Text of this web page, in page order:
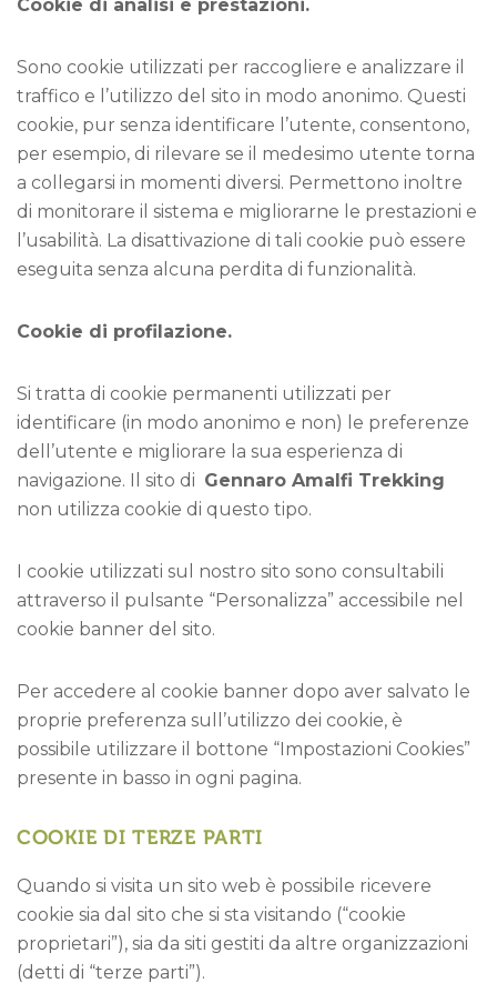
Cookie di analisi e prestazioni.
Sono cookie utilizzati per raccogliere e analizzare il
traffico e l’utilizzo del sito in modo anonimo. Questi
cookie, pur senza identificare l’utente, consentono,
per esempio, di rilevare se il medesimo utente torna
a collegarsi in momenti diversi. Permettono inoltre
di monitorare il sistema e migliorarne le prestazioni e
l’usabilità. La disattivazione di tali cookie può essere
eseguita senza alcuna perdita di funzionalità.
Cookie di profilazione.
Si tratta di cookie permanenti utilizzati per
identificare (in modo anonimo e non) le preferenze
dell’utente e migliorare la sua esperienza di
navigazione. Il sito di Gennaro Amalfi Trekking
non utilizza cookie di questo tipo.
I cookie utilizzati sul nostro sito sono consultabili
attraverso il pulsante “Personalizza” accessibile nel
cookie banner del sito.
Per accedere al cookie banner dopo aver salvato le
proprie preferenza sull’utilizzo dei cookie, è
possibile utilizzare il bottone “Impostazioni Cookies”
presente in basso in ogni pagina.
COOKIE DI TERZE PARTI
Quando si visita un sito web è possibile ricevere
cookie sia dal sito che si sta visitando (“cookie
proprietari”), sia da siti gestiti da altre organizzazioni
(detti di “terze parti”).